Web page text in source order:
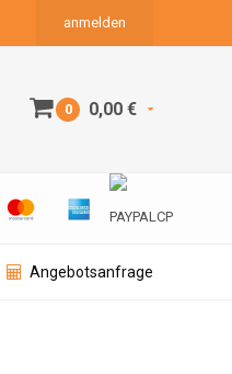
anmelden
0 0,00 €
Angebotsanfrage